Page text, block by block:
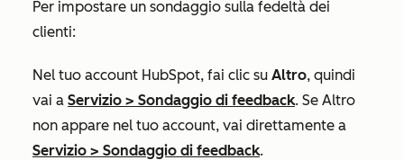
Per impostare un sondaggio sulla fedeltà dei
clienti:
Nel tuo account HubSpot, fai clic su Altro, quindi
vai a Servizio > Sondaggio di feedback. Se Altro
non appare nel tuo account, vai direttamente a
Servizio > Sondaggio di feedback.